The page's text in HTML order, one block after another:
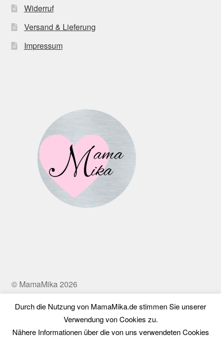
Widerruf
Versand & Lieferung
Impressum
© MamaMika 2026
Datenschutz Erstellt mit WooCommerce.
Vertrag widerrufen
Durch die Nutzung von MamaMika.de stimmen Sie unserer
Verwendung von Cookies zu.
Nähere Informationen über die von uns verwendeten Cookies